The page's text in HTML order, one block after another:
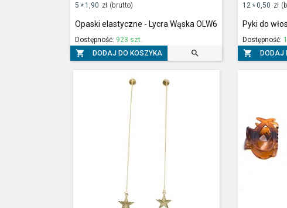
5 * 1,90 zł (brutto)
Opaski elastyczne - Lycra Wąska OLW6
Dostępność: 923 szt.
 DODAJ DO KOSZYKA 
12 *0,50 zł
Pyki do
Dostępność:
 DODAJ